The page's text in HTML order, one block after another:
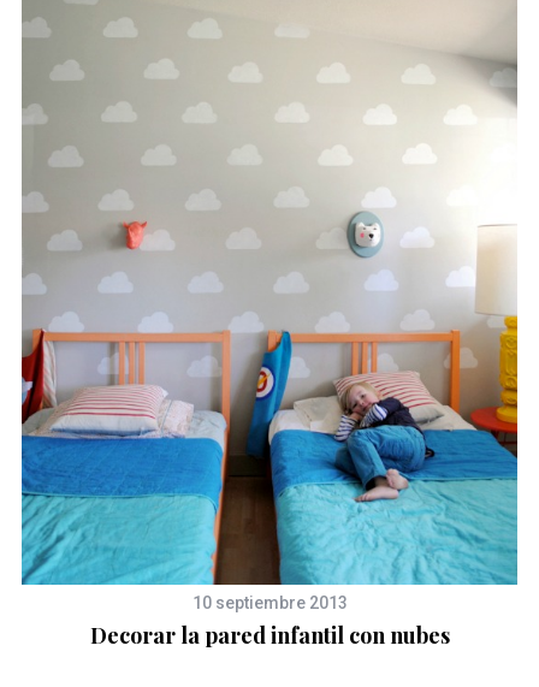
10 septiembre 2013
Decorar la pared infantil con nubes